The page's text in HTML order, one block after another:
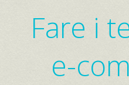
Fare i
e-